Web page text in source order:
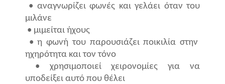
• αναγνωρίζει φωνές και γελάει όταν του
μιλάνε
• μιμείται ήχους
• η φωνή του παρουσιάζει ποικιλία στην
ηχηρότητα και τον τόνο
• χρησιμοποιεί χειρονομίες για να
υποδείξει αυτό που θέλει